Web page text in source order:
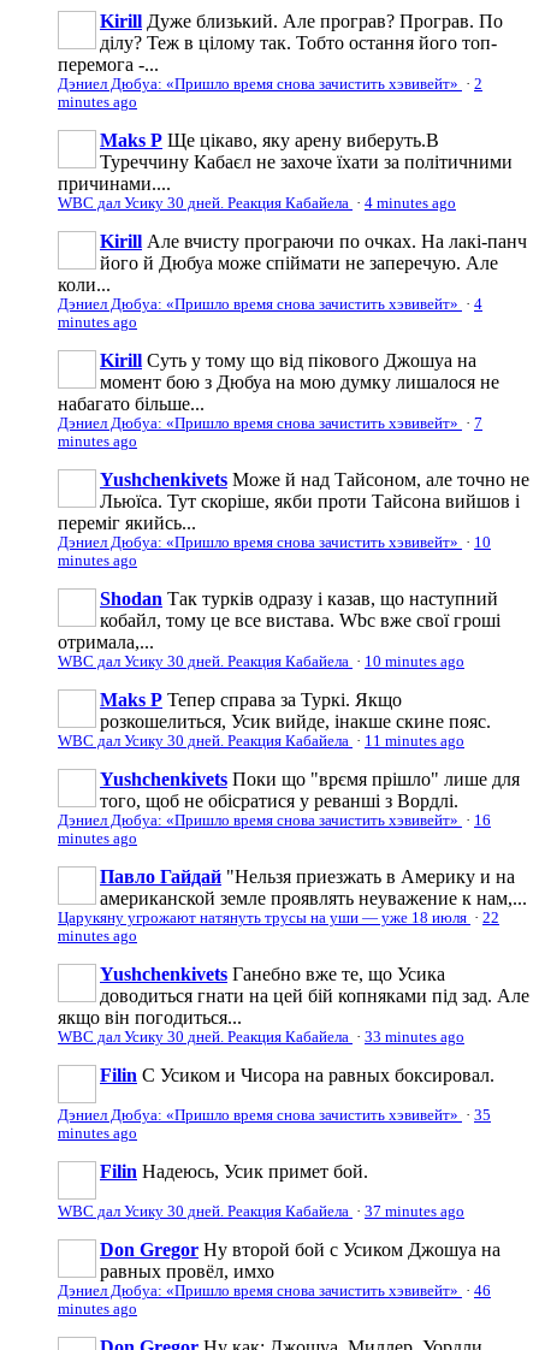
Kirill Дуже близький. Але програв? Програв. По
ділу? Теж в цілому так. Тобто остання його топ-
перемога -...
Дэниел Дюбуа: «Пришло время снова зачистить хэвивейт» · 2
minutes ago
Maks P Ще цікаво, яку арену виберуть.В
Туреччину Кабаєл не захоче їхати за політичними
причинами....
WBC дал Усику 30 дней. Реакция Кабайела · 4 minutes ago
Kirill Але вчисту програючи по очках. На лакі-панч
його й Дюбуа може спіймати не заперечую. Але
коли...
Дэниел Дюбуа: «Пришло время снова зачистить хэвивейт» · 4
minutes ago
Kirill Суть у тому що від пікового Джошуа на
момент бою з Дюбуа на мою думку лишалося не
набагато більше...
Дэниел Дюбуа: «Пришло время снова зачистить хэвивейт» · 7
minutes ago
Yushchenkivets Може й над Тайсоном, але точно не
Льюїса. Тут скоріше, якби проти Тайсона вийшов і
переміг якийсь...
Дэниел Дюбуа: «Пришло время снова зачистить хэвивейт» · 10
minutes ago
Shodan Так турків одразу і казав, що наступний
кобайл, тому це все вистава. Wbc вже свої гроші
отримала,...
WBC дал Усику 30 дней. Реакция Кабайела · 10 minutes ago
Maks P Тепер справа за Туркі. Якщо
розкошелиться, Усик вийде, інакше скине пояс.
WBC дал Усику 30 дней. Реакция Кабайела · 11 minutes ago
Yushchenkivets Поки що "врємя прішло" лише для
того, щоб не обісратися у реванші з Вордлі.
Дэниел Дюбуа: «Пришло время снова зачистить хэвивейт» · 16
minutes ago
Павло Гайдай "Нельзя приезжать в Америку и на
американской земле проявлять неуважение к нам,...
Царукяну угрожают натянуть трусы на уши — уже 18 июля · 22
minutes ago
Yushchenkivets Ганебно вже те, що Усика
доводиться гнати на цей бій копняками під зад. Але
якщо він погодиться...
WBC дал Усику 30 дней. Реакция Кабайела · 33 minutes ago
Filin С Усиком и Чисора на равных боксировал.
Дэниел Дюбуа: «Пришло время снова зачистить хэвивейт» · 35
minutes ago
Filin Надеюсь, Усик примет бой.
WBC дал Усику 30 дней. Реакция Кабайела · 37 minutes ago
Don Gregor Ну второй бой с Усиком Джошуа на
равных провёл, имхо
Дэниел Дюбуа: «Пришло время снова зачистить хэвивейт» · 46
minutes ago